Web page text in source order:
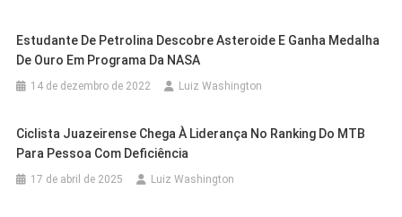
Estudante De Petrolina Descobre Asteroide E Ganha Medalha
De Ouro Em Programa Da NASA
14 de dezembro de 2022 Luiz Washington
Ciclista Juazeirense Chega À Liderança No Ranking Do MTB
Para Pessoa Com Deficiência
17 de abril de 2025 Luiz Washington